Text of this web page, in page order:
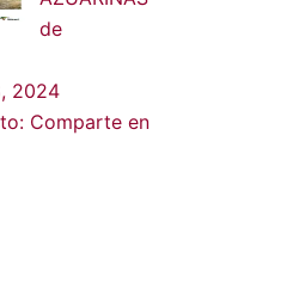
de
2024
Comparte en